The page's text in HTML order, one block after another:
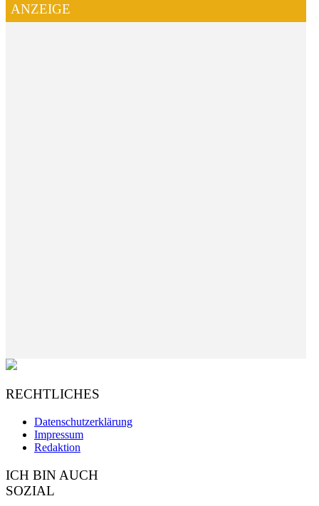
ANZEIGE
RECHTLICHES
Datenschutzerklärung
Impressum
Redaktion
ICH BIN AUCH
SOZIAL